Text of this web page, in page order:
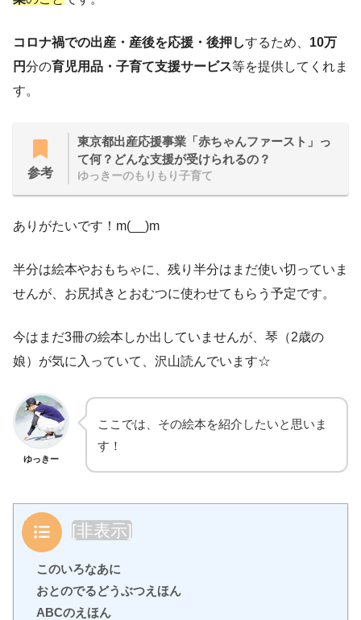
コロナ禍での出産・産後を応援・後押しするため、 10万
円分の育児用品・子育て支援サービス等を提供してくれま
す。
参考
東京都出産応援事業「赤ちゃんファースト」っ
て何？どんな支援が受けられるの？
ゆっきーのもりもり子育て
ありがたいです！m(__)m
半分は絵本やおもちゃに、残り半分はまだ使い切っていま
せんが、お尻拭きとおむつに使わせてもらう予定です。
今はまだ3冊の絵本しか出していませんが、琴（2歳の
娘）が気に入っていて、沢山読んでいます☆
ゆっきー
ここでは、その絵本を紹介したいと思いま
す！
目次 [非表示]
このいろなあに
おとのでるどうぶつえほん
ABCのえほん